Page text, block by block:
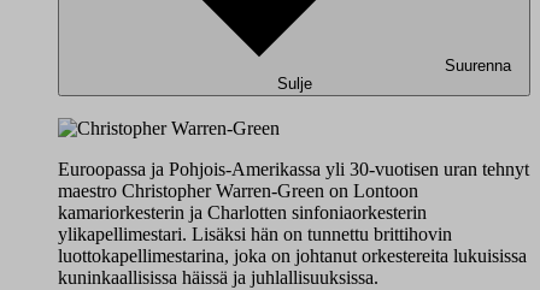
Suurenna
Sulje
Euroopassa ja Pohjois-Amerikassa yli 30-vuotisen uran tehnyt
maestro Christopher Warren-Green on Lontoon
kamariorkesterin ja Charlotten sinfoniaorkesterin
ylikapellimestari. Lisäksi hän on tunnettu brittihovin
luottokapellimestarina, joka on johtanut orkestereita lukuisissa
kuninkaallisissa häissä ja juhlallisuuksissa.